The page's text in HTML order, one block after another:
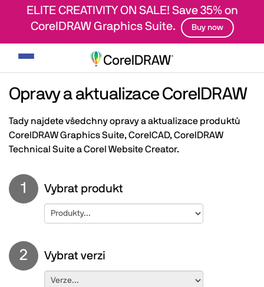
ELITE CREATIVITY ON SALE! Save 35% on
CorelDRAW Graphics Suite.
Buy now
Přepnout
navigaci
Opravy a aktualizace CorelDRAW
Tady najdete všedchny opravy a aktualizace produktů
CorelDRAW Graphics Suite, CorelCAD, CorelDRAW
Technical Suite a Corel Website Creator.
1 Vybrat produkt
2 Vybrat verzi